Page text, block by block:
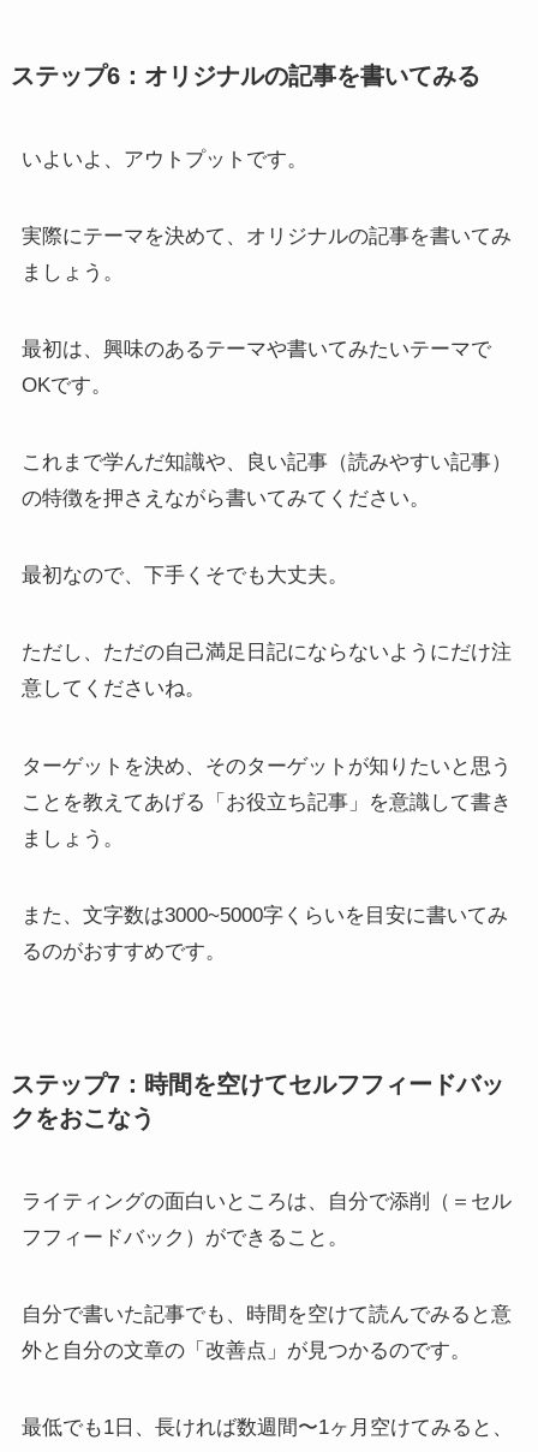
ステップ6：オリジナルの記事を書いてみる
いよいよ、アウトプットです。
実際にテーマを決めて、オリジナルの記事を書いてみ
ましょう。
最初は、興味のあるテーマや書いてみたいテーマで
OKです。
これまで学んだ知識や、良い記事（読みやすい記事）
の特徴を押さえながら書いてみてください。
最初なので、下手くそでも大丈夫。
ただし、ただの自己満足日記にならないようにだけ注
意してくださいね。
ターゲットを決め、そのターゲットが知りたいと思う
ことを教えてあげる「お役立ち記事」を意識して書き
ましょう。
また、文字数は3000~5000字くらいを目安に書いてみ
るのがおすすめです。
ステップ7：時間を空けてセルフフィードバッ
クをおこなう
ライティングの面白いところは、自分で添削（＝セル
フフィードバック）ができること。
自分で書いた記事でも、時間を空けて読んでみると意
外と自分の文章の「改善点」が見つかるのです。
最低でも1日、長ければ数週間〜1ヶ月空けてみると、